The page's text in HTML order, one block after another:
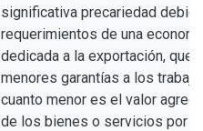
significativa precariedad
requerimientos de una
dedicada a la exportación, que
menores garantías a los
cuanto menor es el valor
de los bienes o servicios por